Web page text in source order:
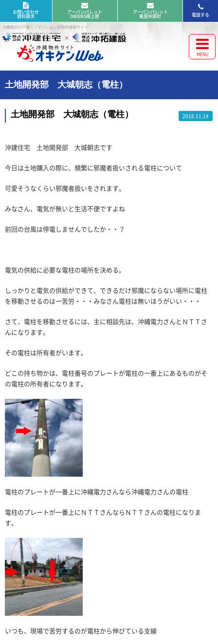
沖縄県内の戸建て・マンションの物件情報サイト
電話する
アーバンパレット
美里仲原町
アーバンパレット
ORIENS南上原
お問い合わせ
資料請求
土地開発部 大城朝志（電柱）
土地開発部 大城朝志（電柱） 2018.11.14
沖建住宅 土地開発部 大城朝志です
今日は土地購入の際に、頻繁に邪魔者扱いされる電柱について
可愛そうなくらい邪魔者扱いをされます。
みなさん、電気が無いと生活不便ですよね
前回の台風は停電しませんでしたか・・？
電気の供給に必要な電柱の場所を決める。
しっかりと電気の供給ができて、できるだけ邪魔にならない場所に電柱
を移動させるのは一苦労・・・みなさん電柱は無いほうがいい・・・
さて、電柱を移動させるには、主に相談先は、沖縄電力さんとＮＴＴさ
んになります。
その電柱は所有者がいます。
どこの持ち物かは、電柱番号のプレートが電柱の一番上にあるものがそ
の電柱の所有者になります。
電柱のプレートが一番上に沖縄電力さんなら沖縄電力さんの電柱
電柱のプレートが一番上にＮＴＴさんならＮＴＴさんの電柱になりま
す。
いつも、現場で苦労するのが電柱から伸びている支線